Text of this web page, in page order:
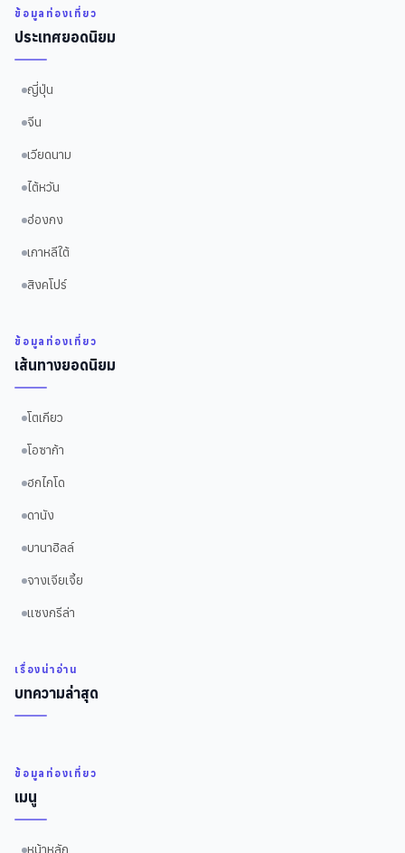
ข้อมูลท่องเที่ยว
ประเทศยอดนิยม
ญี่ปุ่น
จีน
เวียดนาม
ไต้หวัน
ฮ่องกง
เกาหลีใต้
สิงคโปร์
ข้อมูลท่องเที่ยว
เส้นทางยอดนิยม
โตเกียว
โอซาก้า
ฮกไกโด
ดานัง
บานาฮิลล์
จางเจียเจี้ย
แซงกรีล่า
เรื่องน่าอ่าน
บทความล่าสุด
ข้อมูลท่องเที่ยว
เมนู
หน้าหลัก